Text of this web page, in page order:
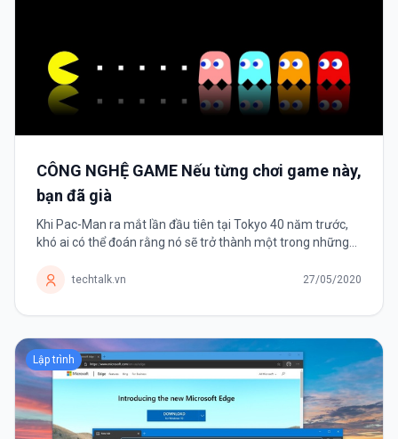
CÔNG NGHỆ GAME Nếu từng chơi game này,
bạn đã già
Khi Pac-Man ra mắt lần đầu tiên tại Tokyo 40 năm trước,
khó ai có thể đoán rằng nó sẽ trở thành một trong những
1970-1980, trò chơi...
techtalk.vn 27/05/2020
Lập trình